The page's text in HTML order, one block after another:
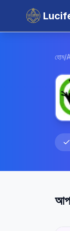
হোম/